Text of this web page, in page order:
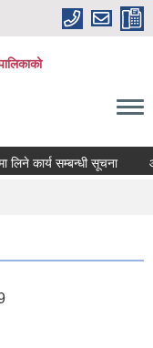
कार्य सम्बन्धी सूचना